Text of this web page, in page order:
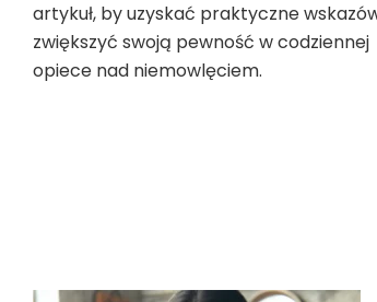
artykuł, by uzyskać praktyczne
zwiększyć swoją pewność w codziennej
opiece nad niemowlęciem.